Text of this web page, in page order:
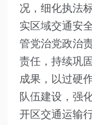
况，细化执法
实区域交通安
管党治党政治
责任，持续巩
成果，以过硬
队伍建设，强
开区交通运输